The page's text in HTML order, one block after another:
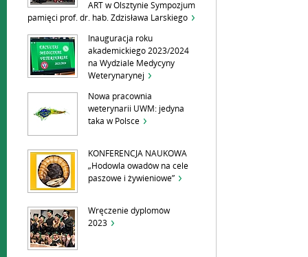
ART w Olsztynie Sympozjum
pamięci prof. dr. hab. Zdzisława Larskiego
Inauguracja roku
akademickiego 2023/2024
na Wydziale Medycyny
Weterynarynej
Nowa pracownia
weterynarii UWM: jedyna
taka w Polsce
KONFERENCJA NAUKOWA
„Hodowla owadów na cele
paszowe i żywieniowe”
Wręczenie dyplomów
2023